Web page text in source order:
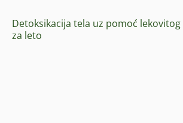
Detoksikacija tela uz pomoć
za leto